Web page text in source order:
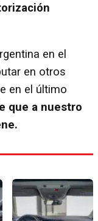
en el
en otros
en el último
que a nuestro